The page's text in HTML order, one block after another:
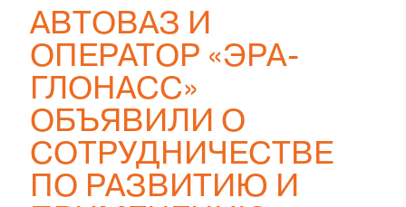
АВТОВАЗ И
ОПЕРАТОР «ЭРА-
ГЛОНАСС»
ОБЪЯВИЛИ О
СОТРУДНИЧЕСТВЕ
ПО РАЗВИТИЮ И